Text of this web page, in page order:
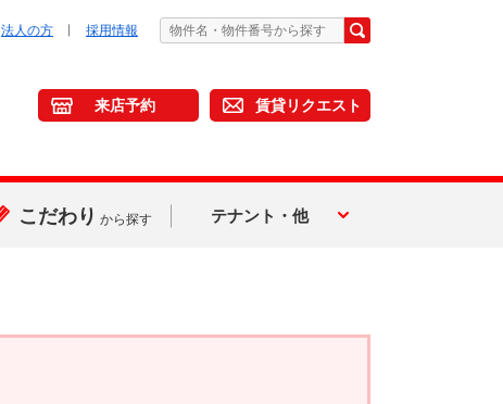
法人の方 採用情報
来店予約 賃貸リクエスト
こだわり から探す テナント・他